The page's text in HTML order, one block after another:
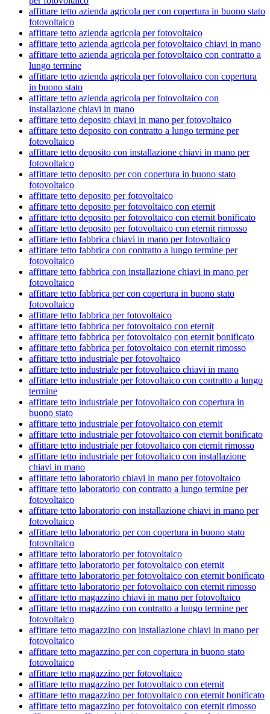
affittare tetto azienda agricola per con copertura in buono stato
fotovoltaico
affittare tetto azienda agricola per fotovoltaico
affittare tetto azienda agricola per fotovoltaico chiavi in mano
affittare tetto azienda agricola per fotovoltaico con contratto a
lungo termine
affittare tetto azienda agricola per fotovoltaico con copertura
in buono stato
affittare tetto azienda agricola per fotovoltaico con
installazione chiavi in mano
affittare tetto deposito chiavi in mano per fotovoltaico
affittare tetto deposito con contratto a lungo termine per
fotovoltaico
affittare tetto deposito con installazione chiavi in mano per
fotovoltaico
affittare tetto deposito per con copertura in buono stato
fotovoltaico
affittare tetto deposito per fotovoltaico
affittare tetto deposito per fotovoltaico con eternit
affittare tetto deposito per fotovoltaico con eternit bonificato
affittare tetto deposito per fotovoltaico con eternit rimosso
affittare tetto fabbrica chiavi in mano per fotovoltaico
affittare tetto fabbrica con contratto a lungo termine per
fotovoltaico
affittare tetto fabbrica con installazione chiavi in mano per
fotovoltaico
affittare tetto fabbrica per con copertura in buono stato
fotovoltaico
affittare tetto fabbrica per fotovoltaico
affittare tetto fabbrica per fotovoltaico con eternit
affittare tetto fabbrica per fotovoltaico con eternit bonificato
affittare tetto fabbrica per fotovoltaico con eternit rimosso
affittare tetto industriale per fotovoltaico
affittare tetto industriale per fotovoltaico chiavi in mano
affittare tetto industriale per fotovoltaico con contratto a lungo
termine
affittare tetto industriale per fotovoltaico con copertura in
buono stato
affittare tetto industriale per fotovoltaico con eternit
affittare tetto industriale per fotovoltaico con eternit bonificato
affittare tetto industriale per fotovoltaico con eternit rimosso
affittare tetto industriale per fotovoltaico con installazione
chiavi in mano
affittare tetto laboratorio chiavi in mano per fotovoltaico
affittare tetto laboratorio con contratto a lungo termine per
fotovoltaico
affittare tetto laboratorio con installazione chiavi in mano per
fotovoltaico
affittare tetto laboratorio per con copertura in buono stato
fotovoltaico
affittare tetto laboratorio per fotovoltaico
affittare tetto laboratorio per fotovoltaico con eternit
affittare tetto laboratorio per fotovoltaico con eternit bonificato
affittare tetto laboratorio per fotovoltaico con eternit rimosso
affittare tetto magazzino chiavi in mano per fotovoltaico
affittare tetto magazzino con contratto a lungo termine per
fotovoltaico
affittare tetto magazzino con installazione chiavi in mano per
fotovoltaico
affittare tetto magazzino per con copertura in buono stato
fotovoltaico
affittare tetto magazzino per fotovoltaico
affittare tetto magazzino per fotovoltaico con eternit
affittare tetto magazzino per fotovoltaico con eternit bonificato
affittare tetto magazzino per fotovoltaico con eternit rimosso